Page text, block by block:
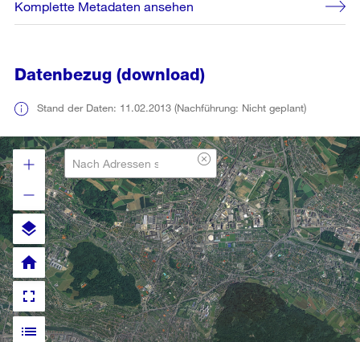
Komplette Metadaten ansehen
Datenbezug (download)
Stand der Daten: 11.02.2013 (Nachführung: Nicht geplant)
layers
fullscreen
home
list